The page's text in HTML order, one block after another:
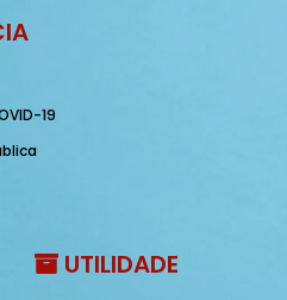
19
UTILIDADE